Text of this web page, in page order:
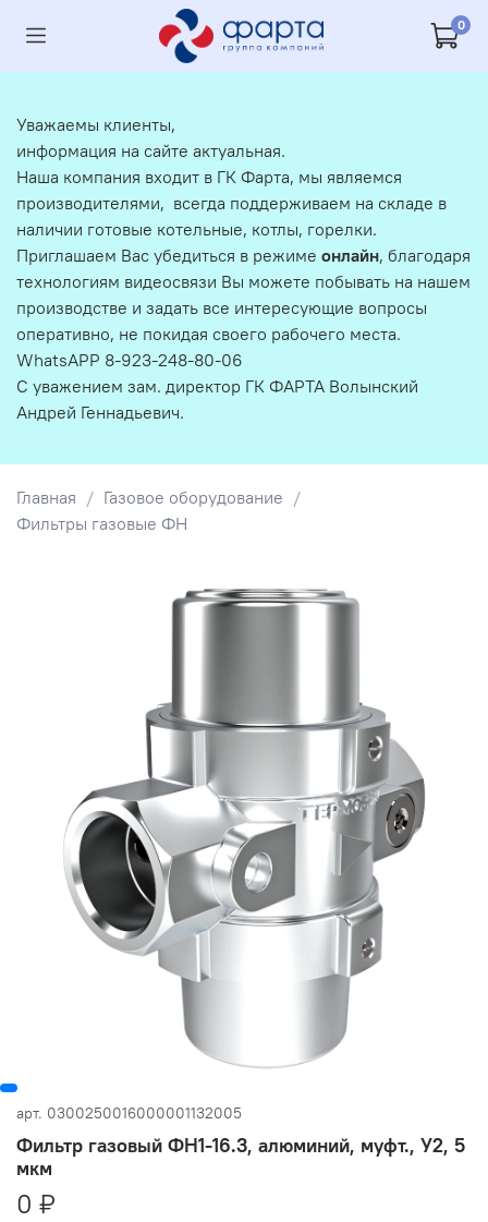
0
Главная
Газовое оборудование
Фильтры газовые ФН
арт. 0300250016000001132005
Фильтр газовый ФН1-16.3, алюминий, муфт., У2, 5
мкм
0 ₽
Уважаемы клиенты,
информация на сайте актуальная.
Наша компания входит в ГК Фарта, мы являемся
производителями, всегда поддерживаем на складе в
наличии готовые котельные, котлы, горелки.
Приглашаем Вас убедиться в режиме онлайн, благодаря
технологиям видеосвязи Вы можете побывать на нашем
производстве и задать все интересующие вопросы
оперативно, не покидая своего рабочего места.
WhatsAPP 8-923-248-80-06
С уважением зам. директор ГК ФАРТА Волынский
Андрей Геннадьевич.